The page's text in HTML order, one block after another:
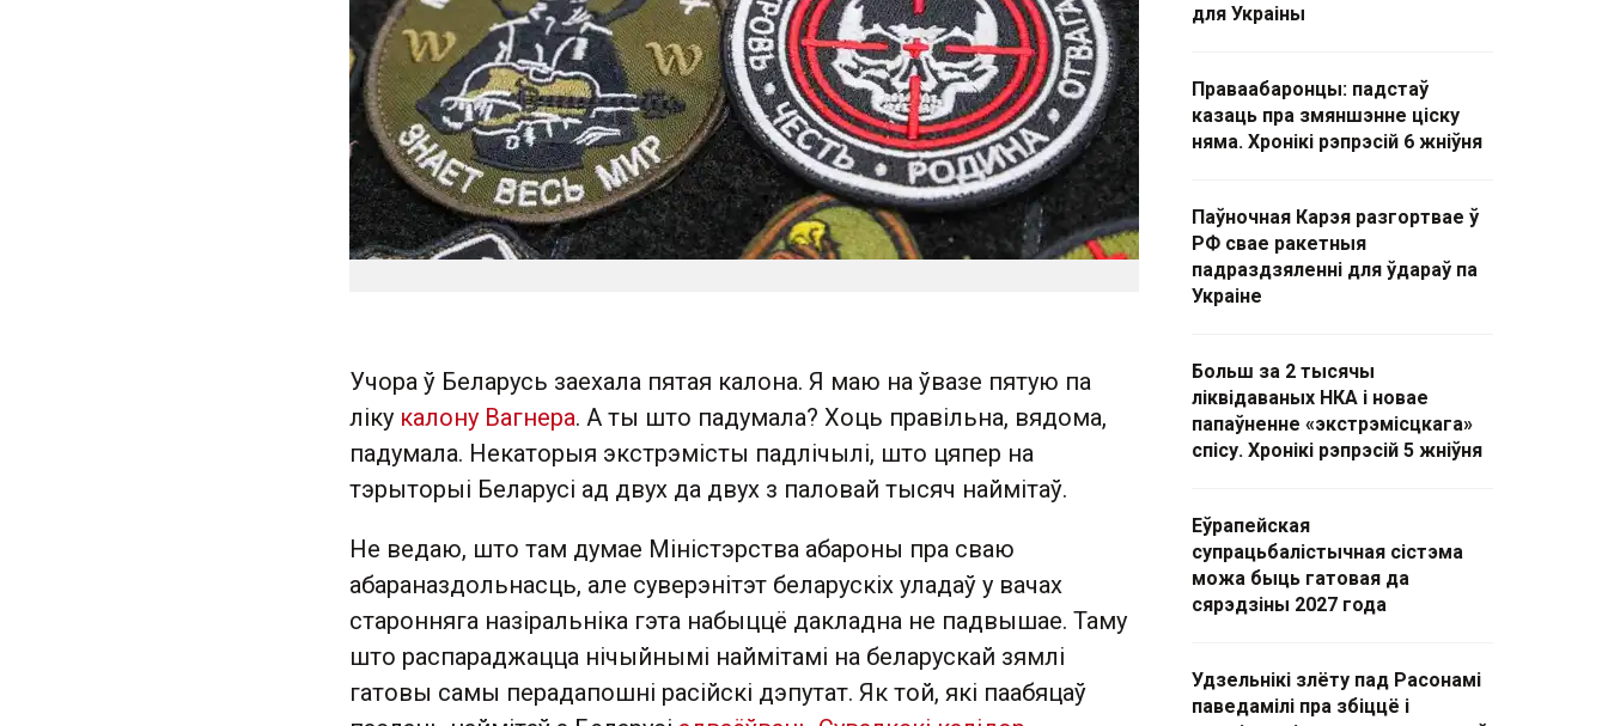
Учора ў Беларусь заехала пятая калона. Я маю на ўвазе пятую па
ліку калону Вагнера. А ты што падумала? Хоць правільна, вядома,
падумала. Некаторыя экстрэмісты падлічылі, што цяпер на
тэрыторыі Беларусі ад двух да двух з паловай тысяч наймітаў.
Не ведаю, што там думае Міністэрства абароны пра сваю
абараназдольнасць, але суверэнітэт беларускіх уладаў у вачах
старонняга назіральніка гэта набыццё дакладна не падвышае. Таму
што распараджацца нічыйнымі наймітамі на беларускай зямлі
гатовы самы перадапошні расійскі дэпутат. Як той, які паабяцаў
для Украіны
Праваабаронцы: падстаў
казаць пра змяншэнне ціску
няма. Хронікі рэпрэсій 6 жніўня
Паўночная Карэя разгортвае ў
РФ свае ракетныя
падраздзяленні для ўдараў па
Украіне
Больш за 2 тысячы
ліквідаваных НКА і новае
папаўненне «экстрэмісцкага»
спісу. Хронікі рэпрэсій 5 жніўня
Еўрапейская
супрацьбалістычная сістэма
можа быць гатовая да
сярэдзіны 2027 года
Удзельнікі злёту пад Расонамі
паведамілі пра збіццё і